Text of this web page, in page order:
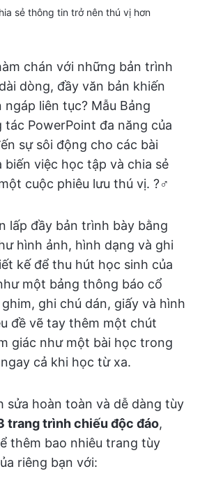
sẻ thông tin trở nên thú vị hơn
chán với những bản trình
dòng, đầy văn bản khiến
ngáp liên tục? Mẫu Bảng
PowerPoint đa năng của
sự sôi động cho các bài
biến việc học tập và chia sẻ
cuộc phiêu lưu thú vị. ?‍♂️
lấp đầy bản trình bày bằng
hình ảnh, hình dạng và ghi
kế để thu hút học sinh của
một bảng thông báo cổ
ghi chú dán, giấy và hình
đề vẽ tay thêm một chút
giác như một bài học trong
cả khi học từ xa.
sửa hoàn toàn và dễ dàng tùy
trang trình chiếu độc đáo,
thêm bao nhiêu trang tùy
riêng bạn với: